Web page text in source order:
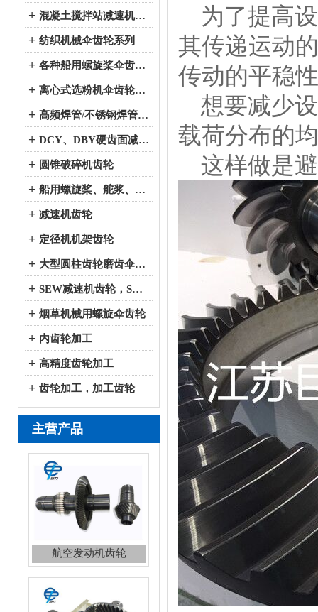
+ 混凝土搅拌站减速机伞齿轮系列
+ 纺织机械伞齿轮系列
+ 各种船用螺旋桨伞齿轮系列
+ 离心式选粉机伞齿轮系列
+ 高频焊管/不锈钢焊管、冷弯成型机伞齿轮系列
+ DCY、DBY硬齿面减速机伞齿轮系列
+ 圆锥破碎机齿轮
+ 船用螺旋桨、舵浆、侧向推进器--弧锥齿轮系列
+ 减速机齿轮
+ 定径机机架齿轮
+ 大型圆柱齿轮磨齿伞齿轮
+ SEW减速机齿轮，SEW减速机配件
+ 烟草机械用螺旋伞齿轮
+ 内齿轮加工
+ 高精度齿轮加工
+ 齿轮加工，加工齿轮
主营产品
航空发动机齿轮
为了提高设
其传递运动
传动的平稳
想要减少设
载荷分布的
这样做是